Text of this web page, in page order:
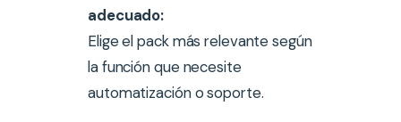
adecuado:
Elige el pack más relevante según
la función que necesite
automatización o soporte.